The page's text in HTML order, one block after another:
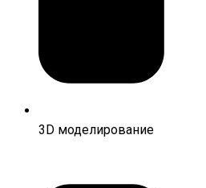
3D моделирование